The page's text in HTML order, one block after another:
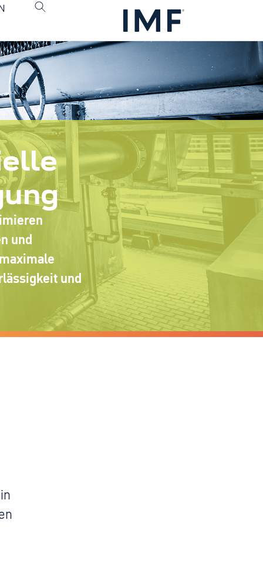
und
und